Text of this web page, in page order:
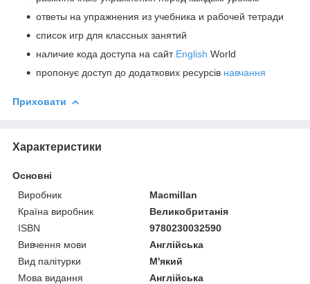
ответы на упражнения из учебника и рабочей тетради
список игр для классных занятий
наличие кода доступа на сайт English World
пропонує доступ до додаткових ресурсів навчання
Приховати
Характеристики
Основні
Виробник
Macmillan
Країна виробник
Великобританія
ISBN
9780230032590
Вивчення мови
Англійська
Вид палітурки
М'який
Мова видання
Англійська